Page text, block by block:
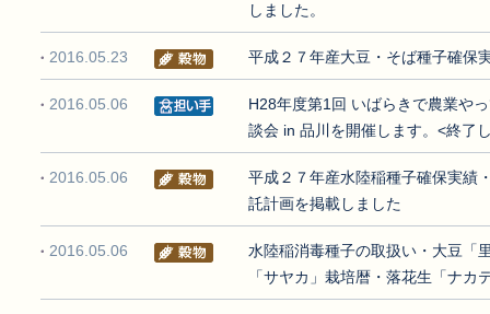
しました。
2016.05.23 平成２７年産大豆・そば種子確保
2016.05.06
H28年度第1回 いばらきで農業や
談会 in 品川を開催します。<終了
2016.05.06
平成２７年産水陸稲種子確保実績
託計画を掲載しました
2016.05.06
水陸稲消毒種子の取扱い・大豆「
「サヤカ」栽培暦・落花生「ナ